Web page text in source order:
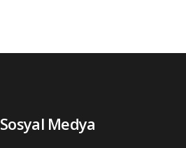
Sosyal Medya